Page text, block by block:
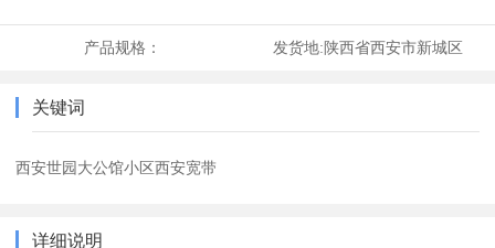
产品规格： 发货地:陕西省西安市新城区
关键词
西安世园大公馆小区西安宽带
详细说明